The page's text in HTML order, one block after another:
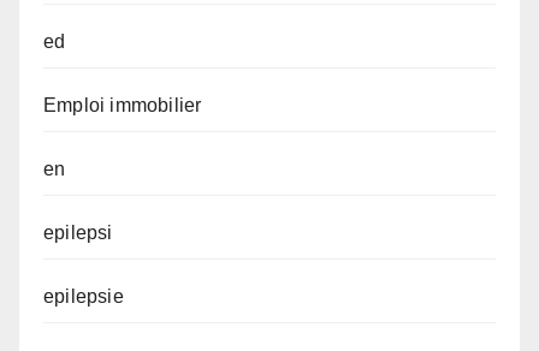
ed
Emploi immobilier
en
epilepsi
epilepsie